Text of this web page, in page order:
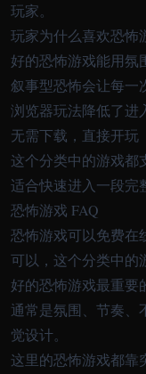
玩家。
玩家为什么喜欢恐怖
好的恐怖游戏能用氛
叙事型恐怖会让每一
浏览器玩法降低了进
无需下载，直接开玩
这个分类中的游戏都
适合快速进入一段完
恐怖游戏 FAQ
恐怖游戏可以免费在
可以，这个分类中的
好的恐怖游戏最重要
通常是氛围、节奏、
觉设计。
这里的恐怖游戏都靠